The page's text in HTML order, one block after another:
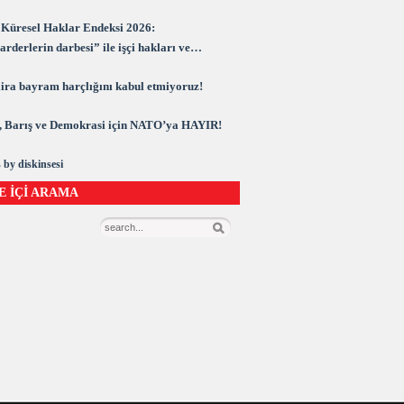
Haklar Endeksi 2026:
darbesi” ile işçi hakları ve
bayram harçlığını kabul etmiyoruz!
Barış ve Demokrasi için NATO’ya HAYIR!
by diskinsesi
İÇİ ARAMA